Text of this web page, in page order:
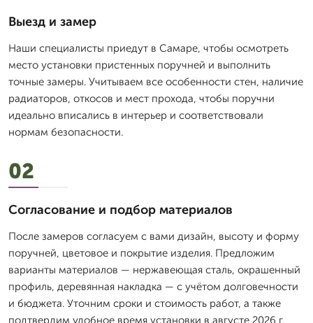
Выезд и замер
Наши специалисты приедут в Самаре, чтобы осмотреть
место установки пристенных поручней и выполнить
точные замеры. Учитываем все особенности стен, наличие
радиаторов, откосов и мест прохода, чтобы поручни
идеально вписались в интерьер и соответствовали
нормам безопасности.
02
Согласование и подбор материалов
После замеров согласуем с вами дизайн, высоту и форму
поручней, цветовое и покрытие изделия. Предложим
варианты материалов — нержавеющая сталь, окрашенный
профиль, деревянная накладка — с учётом долговечности
и бюджета. Уточним сроки и стоимость работ, а также
подтвердим удобное время установки в августе 2026 г.